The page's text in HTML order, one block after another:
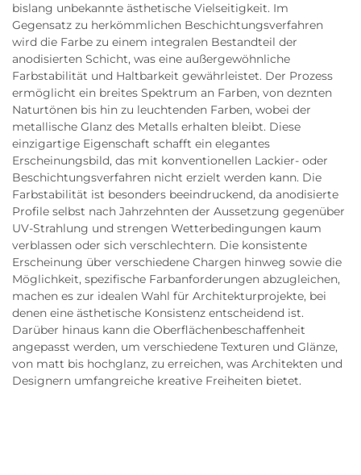
bislang unbekannte ästhetische Vielseitigkeit. Im
Gegensatz zu herkömmlichen Beschichtungsverfahren
wird die Farbe zu einem integralen Bestandteil der
anodisierten Schicht, was eine außergewöhnliche
Farbstabilität und Haltbarkeit gewährleistet. Der Prozess
ermöglicht ein breites Spektrum an Farben, von deznten
Naturtönen bis hin zu leuchtenden Farben, wobei der
metallische Glanz des Metalls erhalten bleibt. Diese
einzigartige Eigenschaft schafft ein elegantes
Erscheinungsbild, das mit konventionellen Lackier- oder
Beschichtungsverfahren nicht erzielt werden kann. Die
Farbstabilität ist besonders beeindruckend, da anodisierte
Profile selbst nach Jahrzehnten der Aussetzung gegenüber
UV-Strahlung und strengen Wetterbedingungen kaum
verblassen oder sich verschlechtern. Die konsistente
Erscheinung über verschiedene Chargen hinweg sowie die
Möglichkeit, spezifische Farbanforderungen abzugleichen,
machen es zur idealen Wahl für Architekturprojekte, bei
denen eine ästhetische Konsistenz entscheidend ist.
Darüber hinaus kann die Oberflächenbeschaffenheit
angepasst werden, um verschiedene Texturen und Glänze,
von matt bis hochglanz, zu erreichen, was Architekten und
Designern umfangreiche kreative Freiheiten bietet.